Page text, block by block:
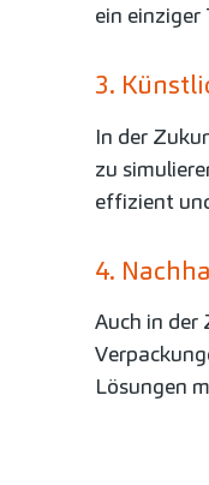
ein
3.
In der
zu
effizient
4.
Auch in der
Lösungen